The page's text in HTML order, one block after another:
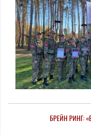
БРЕЙН РИНГ: